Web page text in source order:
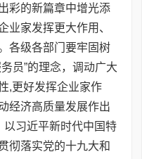
彩的新篇章中增光添
业家发挥更大作用、
各级各部门要牢固树
员”的理念，调动广大
,更好发挥企业家作
经济高质量发展作出
习近平新时代中国特
彻落实党的十九大和